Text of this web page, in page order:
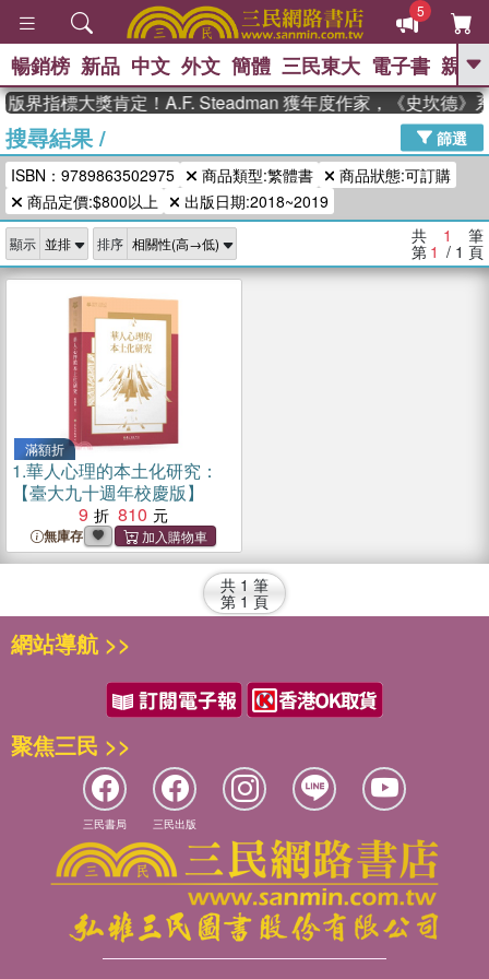
5
GO
高希均教授回憶錄
、 The Odyssey 、 父親節 、 如果歷
史是一群喵 、 暑期推薦 、 國際布克
獎 臺灣漫遊錄 、
登輝時代 、 數學女孩：黎曼猜想 、
偉大的迷走神經
暢銷榜 新品 中文 外文 簡體 三民東大 電子書 親子
界指標大獎肯定！A.F. Steadman 獲年度作家，《史坎德》
搜尋結果/
篩選
ISBN：9789863502975
商品類型:繁體書
商品狀態:可訂購
商品定價:$800以上
出版日期:2018~2019
顯示 排序 共 1 筆
第 1 / 1 頁
滿額折
1.華人心理的本土化研究：
【臺大九十週年校慶版】
9
810
無庫存
共 1 筆
第 1 頁
網站導航 >>
聚焦三民 >>
三民書局 三民出版